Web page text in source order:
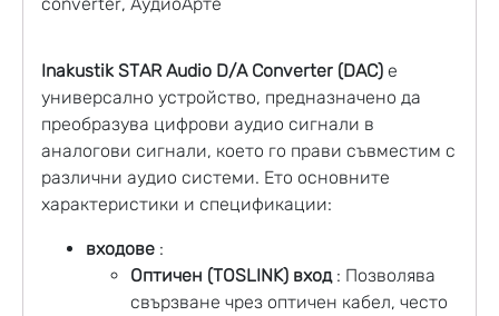
Inakustik STAR Audio D/A Converter (DAC) е
универсално устройство, предназначено да
преобразува цифрови аудио сигнали в
аналогови сигнали, което го прави съвместим с
различни аудио системи. Ето основните
характеристики и спецификации:
входове :
Оптичен (TOSLINK) вход : Позволява
свързване чрез оптичен кабел, често